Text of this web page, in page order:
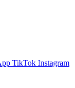
TikTok Instagram